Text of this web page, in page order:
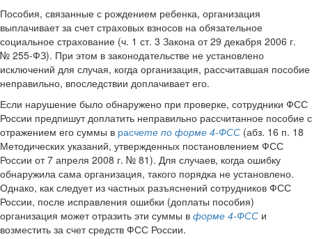
Пособия, связанные с рождением ребенка, организация
выплачивает за счет страховых взносов на обязательное
социальное страхование (ч. 1 ст. 3 Закона от 29 декабря 2006 г.
№ 255-ФЗ). При этом в законодательстве не установлено
исключений для случая, когда организация, рассчитавшая пособие
неправильно, впоследствии доплачивает его.
Если нарушение было обнаружено при проверке, сотрудники ФСС
России предпишут доплатить неправильно рассчитанное пособие с
отражением его суммы в расчете по форме 4-ФСС (абз. 16 п. 18
Методических указаний, утвержденных постановлением ФСС
России от 7 апреля 2008 г. № 81). Для случаев, когда ошибку
обнаружила сама организация, такого порядка не установлено.
Однако, как следует из частных разъяснений сотрудников ФСС
России, после исправления ошибки (доплаты пособия)
организация может отразить эти суммы в форме 4-ФСС и
возместить за счет средств ФСС России.